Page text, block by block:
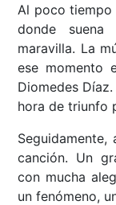
Al poco tiempo
donde
maravilla. La
ese momento
Diomedes
hora de triunfo
Seguidamente,
canción. Un
con mucha
un fenómeno,